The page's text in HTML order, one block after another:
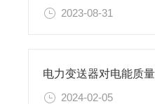
2023-08-31
2024-02-05